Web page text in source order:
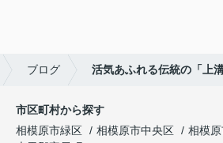
ブログ 活気あふれる伝統の「上
市区町村から探す
相模原市緑区
相模原市中央区 相模